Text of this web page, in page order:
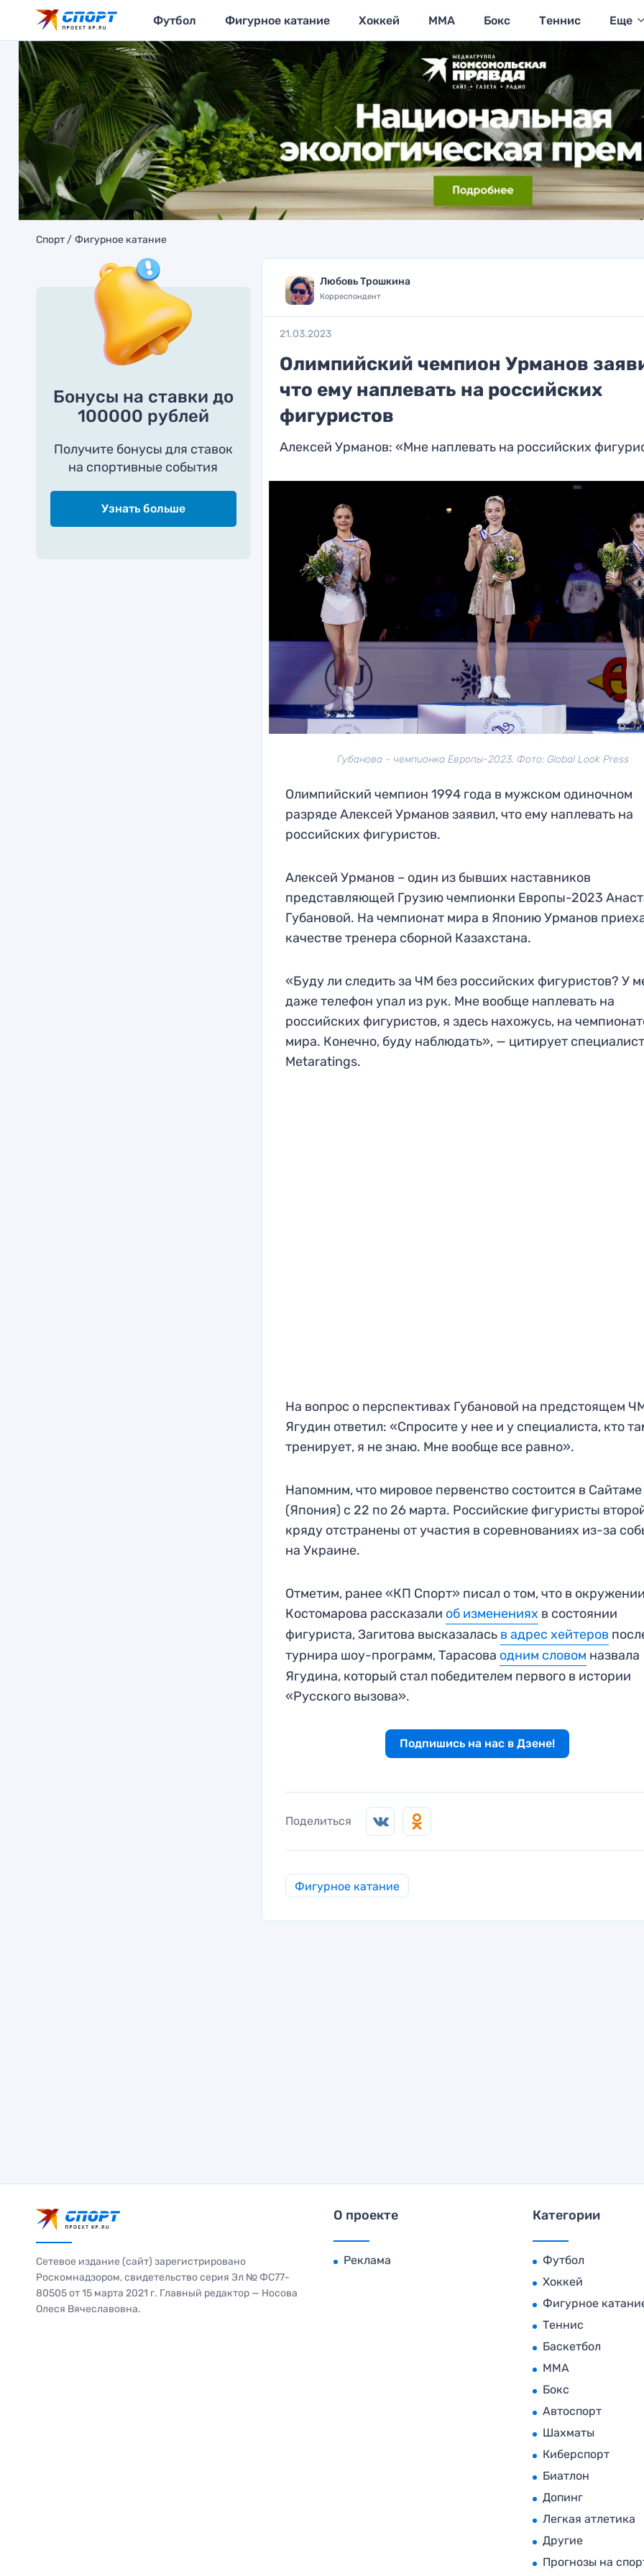
Футбол Фигурное катание Хоккей MMA Бокс Теннис Еще
Спорт Фигурное катание
Бонусы на ставки до
100000 рублей
Получите бонусы для ставок
на спортивные события
Узнать больше
Любовь Трошкина
Корреспондент
21.03.2023
Олимпийский чемпион Урманов
что ему наплевать на российских
фигуристов
Алексей Урманов: «Мне наплевать на российских
Губанова - чемпионка Европы-2023. Фото: Global Look Press
Олимпийский чемпион 1994 года в мужском одиночном
разряде Алексей Урманов заявил, что ему наплевать на
российских фигуристов.
Алексей Урманов – один из бывших наставников
представляющей Грузию чемпионки Европы-2023
Губановой. На чемпионат мира в Японию Урманов
качестве тренера сборной Казахстана.
«Буду ли следить за ЧМ без российских фигуристов? У
даже телефон упал из рук. Мне вообще наплевать на
российских фигуристов, я здесь нахожусь, на
мира. Конечно, буду наблюдать», — цитирует
Metaratings.
На вопрос о перспективах Губановой на предстоящем
Ягудин ответил: «Спросите у нее и у специалиста, кто
тренирует, я не знаю. Мне вообще все равно».
Напомним, что мировое первенство состоится в Сайтаме
(Япония) с 22 по 26 марта. Российские фигуристы
кряду отстранены от участия в соревнованиях из-за
на Украине.
Отметим, ранее «КП Спорт» писал о том, что в
Костомарова рассказали об изменениях в состоянии
фигуриста, Загитова высказалась в адрес хейтеров
турнира шоу-программ, Тарасова одним словом назвала
Ягудина, который стал победителем первого в истории
«Русского вызова».
Подпишись на нас в Дзене!
Поделиться
Фигурное катание
Сетевое издание (сайт) зарегистрировано
Роскомнадзором, свидетельство серия Эл № ФС77-
80505 от 15 марта 2021 г. Главный редактор — Носова
Олеся Вячеславовна.
О проекте
Реклама
Категории
Футбол
Хоккей
Фигурное
Теннис
Баскетбол
MMA
Бокс
Автоспорт
Шахматы
Киберспорт
Биатлон
Допинг
Легкая атлетика
Другие
Прогнозы на